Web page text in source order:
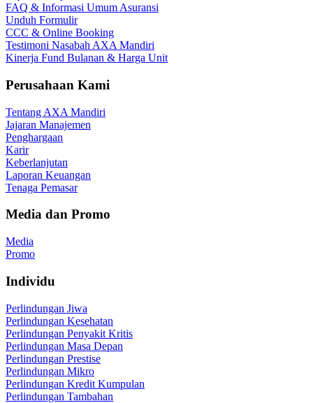
FAQ & Informasi Umum Asuransi
Unduh Formulir
CCC & Online Booking
Testimoni Nasabah AXA Mandiri
Kinerja Fund Bulanan & Harga Unit
Perusahaan Kami
Tentang AXA Mandiri
Jajaran Manajemen
Penghargaan
Karir
Keberlanjutan
Laporan Keuangan
Tenaga Pemasar
Media dan Promo
Media
Promo
Individu
Perlindungan Jiwa
Perlindungan Kesehatan
Perlindungan Penyakit Kritis
Perlindungan Masa Depan
Perlindungan Prestise
Perlindungan Mikro
Perlindungan Kredit Kumpulan
Perlindungan Tambahan